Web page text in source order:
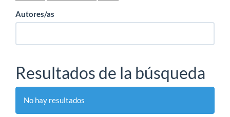
Autores/as
Resultados de la búsqueda
No hay resultados